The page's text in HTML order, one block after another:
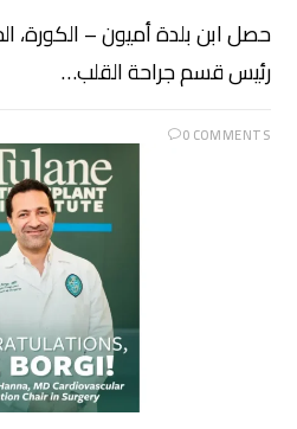
حصل ابن بلدة أميون – الكورة،
رئيس قسم جراحة القلب…
0 COMMENTS